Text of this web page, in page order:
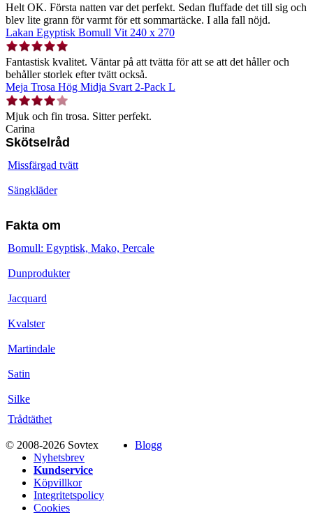
Helt OK. Första natten var det perfekt. Sedan fluffade det till sig och
blev lite grann för varmt för ett sommartäcke. I alla fall nöjd.
Lakan Egyptisk Bomull Vit 240 x 270
Fantastisk kvalitet. Väntar på att tvätta för att se att det håller och
behåller storlek efter tvätt också.
Meja Trosa Hög Midja Svart 2-Pack L
Mjuk och fin trosa. Sitter perfekt.
Carina
Skötselråd
Missfärgad tvätt
Sängkläder
Fakta om
Bomull: Egyptisk, Mako, Percale
Dunprodukter
Jacquard
Kvalster
Martindale
Satin
Silke
Trådtäthet
© 2008-2026 Sovtex
Blogg
Nyhetsbrev
Kundservice
Köpvillkor
Integritetspolicy
Cookies